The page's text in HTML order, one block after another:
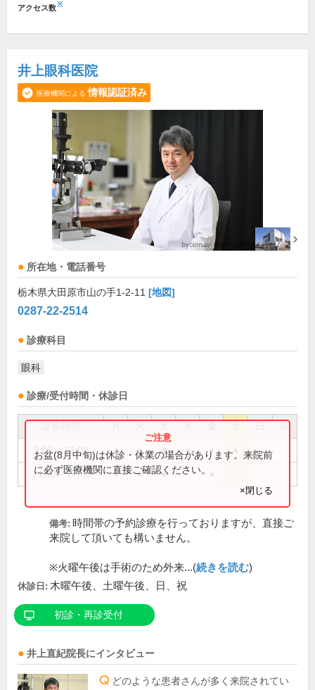
アクセス数※
井上眼科医院
医療機関による 情報認証済み
所在地・電話番号
栃木県大田原市山の手1-2-11 [地図]
0287-22-2514
診療科目
眼科
診療/受付時間・休診日
祝
9:00～12:00 ● ● ● ● ●
14:00～17:00 ● ● ●
お盆(8月中旬)は休診・休業の場合があります。来院前
に必ず医療機関に直接ご確認ください。
×閉じる
備考: 時間帯の予約診療を行っておりますが、直接ご
来院して頂いても構いません。
※火曜午後は手術のため外来...(続きを読む)
休診日: 木曜午後、土曜午後、日、祝
初診・再診受付
井上直紀院長にインタビュー
どのような患者さんが多く来院されてい